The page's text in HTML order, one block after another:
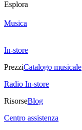
Esplora
Musica
In-store
PrezziCatalogo musicale
Radio In-store
RisorseBlog
Centro assistenza